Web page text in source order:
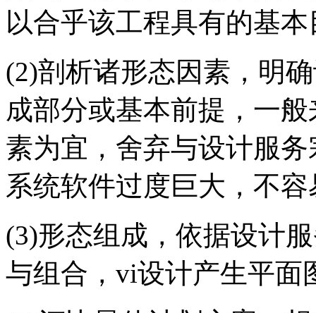
以合乎该工程具有的基
(2)剖析诸形态因素，明
成部分或基本前提，一
素为宜，舍弃与设计服
系统软件过度巨大，不
(3)形态组成，依据设计
与组合，vi设计产生平面